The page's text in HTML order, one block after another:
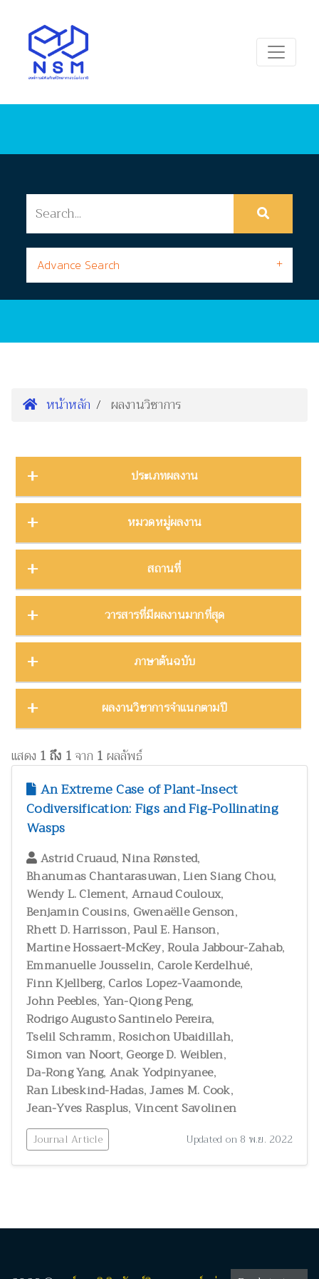
Advance Search
หน้าหลัก ผลงานวิชาการ
แสดง 1 ถึง 1จาก 1 ผลลัพธ์
An Extreme Case of Plant-Insect
Codiversification: Figs and Fig-Pollinating
Wasps
Astrid Cruaud,Nina Rønsted,
Bhanumas Chantarasuwan,Lien Siang Chou,
Wendy L. Clement, Arnaud Couloux,
Benjamin Cousins, Gwenaëlle Genson,
Rhett D. Harrisson,Paul E. Hanson,
Martine Hossaert-McKey,Roula Jabbour-Zahab,
Emmanuelle Jousselin, Carole Kerdelhué,
Finn Kjellberg, Carlos Lopez-Vaamonde,
John Peebles, Yan-Qiong Peng,
Rodrigo Augusto Santinelo Pereira,
Tselil Schramm,Rosichon Ubaidillah,
Simon van Noort, George D. Weiblen,
Da-Rong Yang, Anak Yodpinyanee,
Ran Libeskind-Hadas,James M. Cook,
Jean-Yves Rasplus, Vincent Savolinen
Journal Article Updated on 8 พ.ย. 2022
ประเภทผลงาน
การนำเสนองานประชุมวิชาการ
ต้นฉบับ
1
บทความ
บทความในหนังสือ
บทคัดย่องานประชุมวิชาการ
23
โปสเตอร์งานประชุมวิชาการ
รายงาน
30
รายงานการวิจัย
วิทยานิพนธ์
17
หนังสือ
หมวดหมู่ผลงาน
การจัดการความรู้
การจัดการพิพิธภัณฑ์
8
การศึกษาพิพิธภัณฑ์
ด้านสังคมศาสตร์
ทรัพยากรธรรมชาติ โลก และสิ่งแวดล้อม
24
เทคโนโลยีและวิศวกรรมศาสตร์
ประวัติวิทยาศาสตร์
พฤกษศาสตร์และผลิตภัณฑ์จากพืช
พิพิธภัณฑ์ศึกษา
ภูมิปัญญาท้องถิ่น
แมลงและกีฏวิทยา
ไร่นาและระบบการเพาะปลูก
วนศาสตร์และผลิตภัณฑ์จากป่า
วิทยาศาสตร์ศึกษา
เศรษฐศาสตร์ ธุรกิจ และอุตสาหกรรม
1
สัตววิทยาและผลิตภัณฑ์จากสัตว์
สุขภาพและพยาธิวิทยา
อนุกรมวิธาน
อาหารและโภชนาการมนุษย์
สถานที่
ภาคกลาง
ภาคตะวันตก
11
ภาคตะวันออก
ภาคเหนือ
วารสารที่มีผลงานมากที่สุด
Zootaxa
12
ZooKeys
Far Eastern Entomologist
8
วารสารวนศาสตร์
Phytotaxa
วารสารสัตว์ป่าเมืองไทย
Blumea: Journal of Plant Taxonomy and Plant Geography
ภาษาต้นฉบับ
ผลงานภาษาต่างประเทศ
ผลงานภาษาไทย
130
ผลงานวิชาการจำแนกตามปี
2025
2024
2023
17
2022
2021
2020